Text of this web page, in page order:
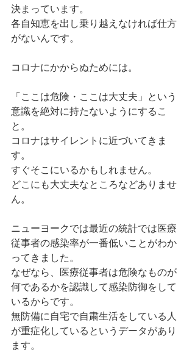
決まっています。
各自知恵を出し乗り越えなければ仕方
がないんです。
コロナにかからぬためには。
「ここは危険・ここは大丈夫」という
意識を絶対に持たないようにするこ
と。
コロナはサイレントに近づいてきま
す。
すぐそこにいるかもしれません。
どこにも大丈夫なところなどありませ
ん。
ニューヨークでは最近の統計では医療
従事者の感染率が一番低いことがわか
ってきました。
なぜなら、医療従事者は危険なものが
何であるかを認識して感染防御をして
いるからです。
無防備に自宅で自粛生活をしている人
が重症化しているというデータがあり
ます。